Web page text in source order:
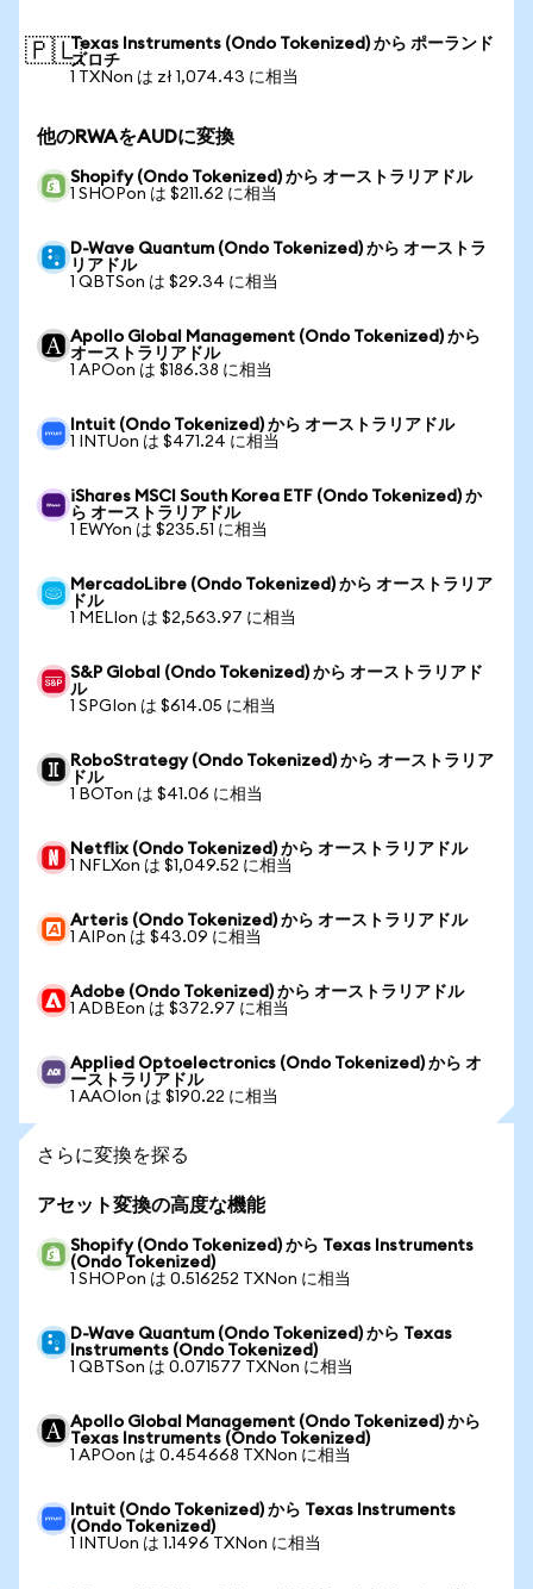
🇵🇱Texas Instruments (Ondo Tokenized) から ポーランド
ズロチ
1 TXNon は zł 1,074.43 に相当
他のRWAをAUDに変換
Shopify (Ondo Tokenized) から オーストラリアドル
1 SHOPon は $211.62 に相当
D-Wave Quantum (Ondo Tokenized) から オーストラ
リアドル
1 QBTSon は $29.34 に相当
Apollo Global Management (Ondo Tokenized) から
オーストラリアドル
1 APOon は $186.38 に相当
Intuit (Ondo Tokenized) から オーストラリアドル
1 INTUon は $471.24 に相当
iShares MSCI South Korea ETF (Ondo Tokenized) か
ら オーストラリアドル
1 EWYon は $235.51 に相当
MercadoLibre (Ondo Tokenized) から オーストラリア
ドル
1 MELIon は $2,563.97 に相当
S&P Global (Ondo Tokenized) から オーストラリアド
ル
1 SPGIon は $614.05 に相当
RoboStrategy (Ondo Tokenized) から オーストラリア
ドル
1 BOTon は $41.06 に相当
Netflix (Ondo Tokenized) から オーストラリアドル
1 NFLXon は $1,049.52 に相当
Arteris (Ondo Tokenized) から オーストラリアドル
1 AIPon は $43.09 に相当
Adobe (Ondo Tokenized) から オーストラリアドル
1 ADBEon は $372.97 に相当
Applied Optoelectronics (Ondo Tokenized) から オ
ーストラリアドル
1 AAOIon は $190.22 に相当
さらに変換を探る
アセット変換の高度な機能
Shopify (Ondo Tokenized) から Texas Instruments
(Ondo Tokenized)
1 SHOPon は 0.516252 TXNon に相当
D-Wave Quantum (Ondo Tokenized) から Texas
Instruments (Ondo Tokenized)
1 QBTSon は 0.071577 TXNon に相当
Apollo Global Management (Ondo Tokenized) から
Texas Instruments (Ondo Tokenized)
1 APOon は 0.454668 TXNon に相当
Intuit (Ondo Tokenized) から Texas Instruments
(Ondo Tokenized)
1 INTUon は 1.1496 TXNon に相当